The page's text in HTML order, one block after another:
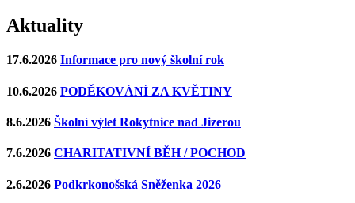
Aktuality
17.6.2026 Informace pro nový školní rok
10.6.2026 PODĚKOVÁNÍ ZA KVĚTINY
8.6.2026 Školní výlet Rokytnice nad Jizerou
7.6.2026 CHARITATIVNÍ BĚH / POCHOD
2.6.2026 Podkrkonošská Sněženka 2026